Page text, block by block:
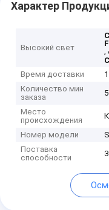
Характер
Высокий свет
,
Время доставки
Количество мин
заказа
Место
происхождения
Номер модели
Поставка
способности